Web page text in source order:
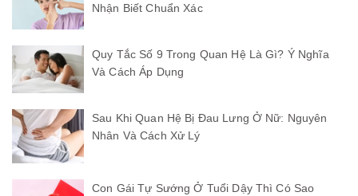
Nhận Biết Chuẩn Xác
Quy Tắc Số 9 Trong Quan Hệ Là Gì? Ý Nghĩa
Và Cách Áp Dụng
Sau Khi Quan Hệ Bị Đau Lưng Ở Nữ: Nguyên
Nhân Và Cách Xử Lý
Con Gái Tự Sướng Ở Tuổi Dậy Thì Có Sao